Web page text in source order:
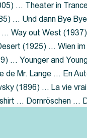
… Theater in
… Und dann Bye
Way out West
(1925) … Wien
… Younger and
de Mr. Lange … En
(1896) … La vie
… Dornröschen …